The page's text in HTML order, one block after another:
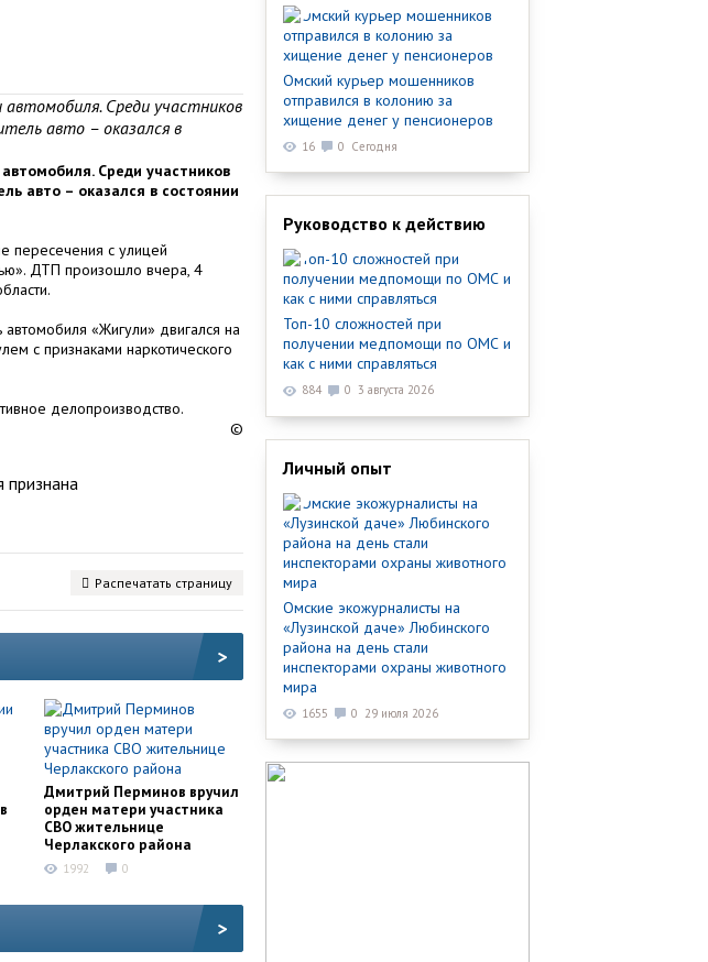
Среди участников
авто – оказался в
Среди участников
авто – оказался в состоянии
пересечения с улицей
ДТП произошло вчера, 4
«Жигули» двигался на
с признаками наркотического
делопроизводство.
©
признана
Распечатать страницу
>
Дмитрий Перминов вручил
орден матери участника
СВО жительнице
Черлакского района
1992 0
>
Омский курьер мошенников
отправился в колонию за
хищение денег у пенсионеров
16 0 Сегодня
Руководство к действию
Топ-10 сложностей при
получении медпомощи по ОМС и
как с ними справляться
884 0 3 августа 2026
Личный опыт
Омские экожурналисты на
«Лузинской даче» Любинского
района на день стали
инспекторами охраны животного
мира
1655 0 29 июля 2026